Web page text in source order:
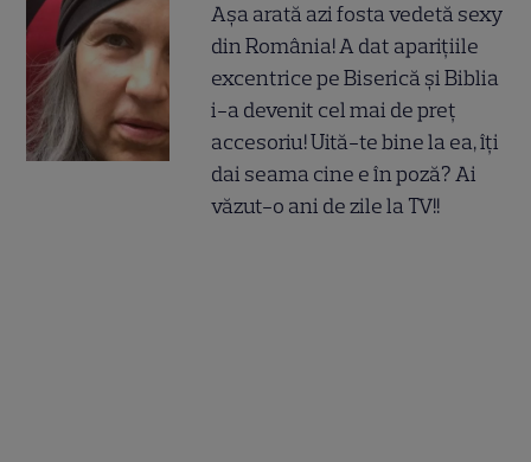
Așa arată azi fosta vedetă sexy
din România! A dat aparițiile
excentrice pe Biserică și Biblia
i-a devenit cel mai de preț
accesoriu! Uită-te bine la ea, îți
dai seama cine e în poză? Ai
văzut-o ani de zile la TV!!